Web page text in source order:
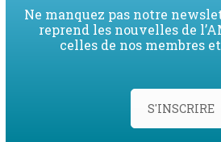
Ne manquez pas notre
reprend les nouvelles de
celles de nos membres
S'INSCRIRE